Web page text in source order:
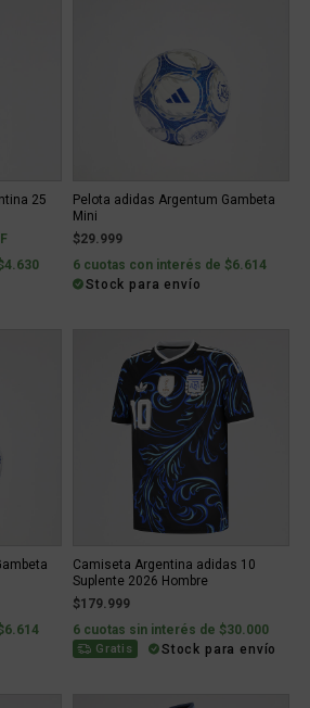
25
Pelota adidas Argentum Gambeta
Mini
$29.999
6 cuotas con interés de $6.614
Stock para envío
Camiseta Argentina adidas 10
Suplente 2026 Hombre
$179.999
6 cuotas sin interés de $30.000
Gratis Stock para envío